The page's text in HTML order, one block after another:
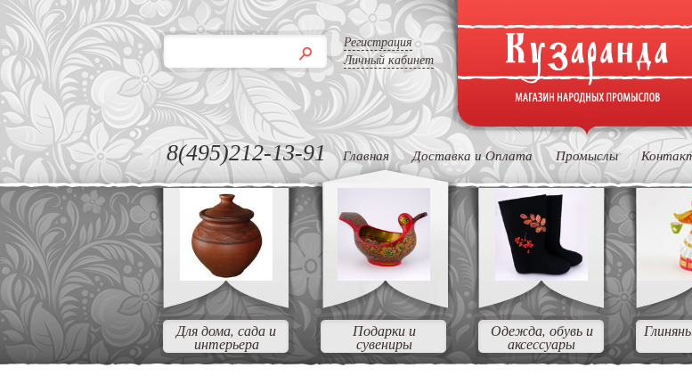
Регистрация
Личный кабинет
8(495)212-13-91 Главная Доставка и Оплата Промыслы
Для дома, сада и
интерьера
Подарки и
сувениры
Одежда, обувь и
аксессуары